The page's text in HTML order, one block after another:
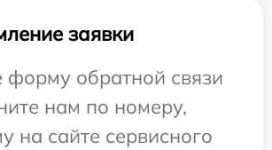
заявки
форму обратной связи
нам по номеру,
на сайте сервисного